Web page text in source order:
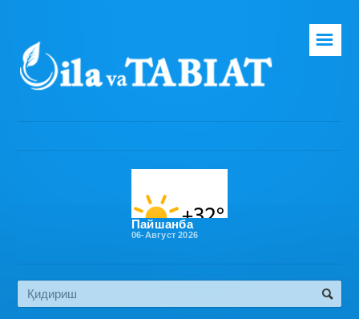
Бош саҳифа
Эко медиа
☰
Пайшанба
06-Август 2026